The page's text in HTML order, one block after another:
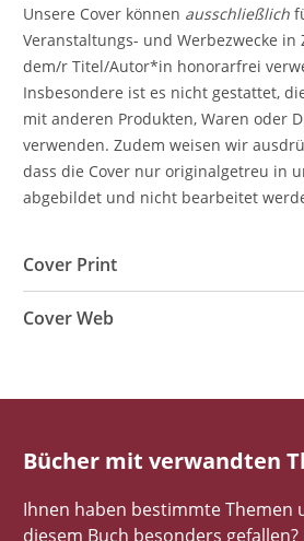
Unsere Cover können ausschließlich
Veranstaltungs- und Werbezwecke
dem/r Titel/Autor*in honorarfrei
Insbesondere ist es nicht gestattet,
mit anderen Produkten, Waren oder
verwenden. Zudem weisen wir
dass die Cover nur originalgetreu in
abgebildet und nicht bearbeitet
Cover Print
Cover Web
Bücher mit verwandten
Ihnen haben bestimmte Themen
diesem Buch besonders gefallen?